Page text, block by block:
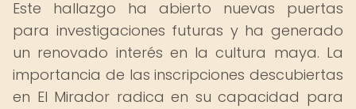
Este hallazgo ha abierto nuevas puertas
para investigaciones futuras y ha generado
un renovado interés en la cultura maya. La
importancia de las inscripciones descubiertas
en El Mirador radica en su capacidad para